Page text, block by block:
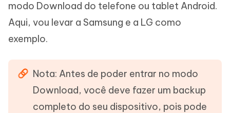
modo Download do telefone ou tablet Android.
Aqui, vou levar a Samsung e a LG como
exemplo.
Nota: Antes de poder entrar no modo
Download, você deve fazer um backup
completo do seu dispositivo, pois pode